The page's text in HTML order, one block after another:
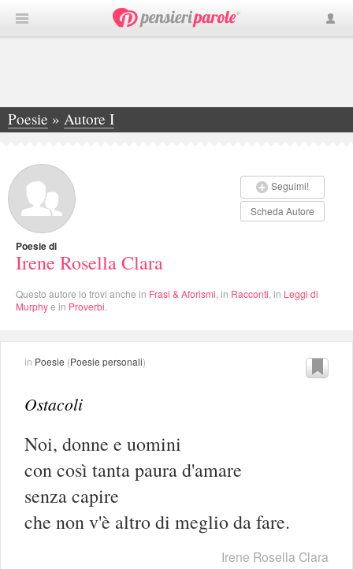
Poesie » Autore I
»Irene Rosella Clara
Seguimi!
Scheda Autore
Poesie di
Irene Rosella Clara
Questo autore lo trovi anche in Frasi & Aforismi , in Racconti , in Leggi di
Murphye in Proverbi
in Poesie (Poesie personali)
Ostacoli
Noi, donne e uomini
con così tanta paura d'amare
senza capire
che non v'è altro di meglio da fare.
Irene Rosella Clara